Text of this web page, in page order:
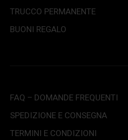
TRUCCO PERMANENTE
BUONI REGALO
FAQ – DOMANDE FREQUENTI
SPEDIZIONE E CONSEGNA
TERMINI E CONDIZIONI